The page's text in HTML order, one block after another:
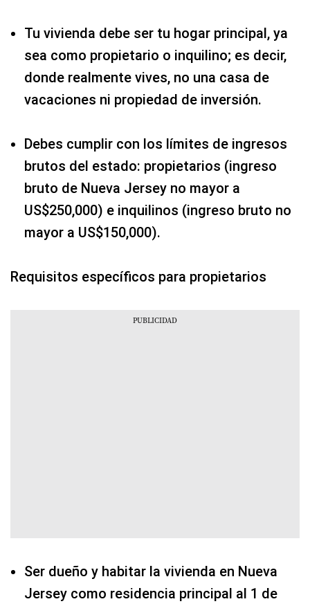
Tu vivienda debe ser tu hogar principal, ya
sea como propietario o inquilino; es decir,
donde realmente vives, no una casa de
vacaciones ni propiedad de inversión.
Debes cumplir con los límites de ingresos
brutos del estado: propietarios (ingreso
bruto de Nueva Jersey no mayor a
US$250,000) e inquilinos (ingreso bruto no
mayor a US$150,000).
Requisitos específicos para propietarios
Ser dueño y habitar la vivienda en Nueva
Jersey como residencia principal al 1 de